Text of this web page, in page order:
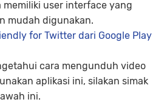
user interface yang
mudah digunakan.
for Twitter dari Google Play
cara mengunduh video
aplikasi ini, silakan simak
ini.